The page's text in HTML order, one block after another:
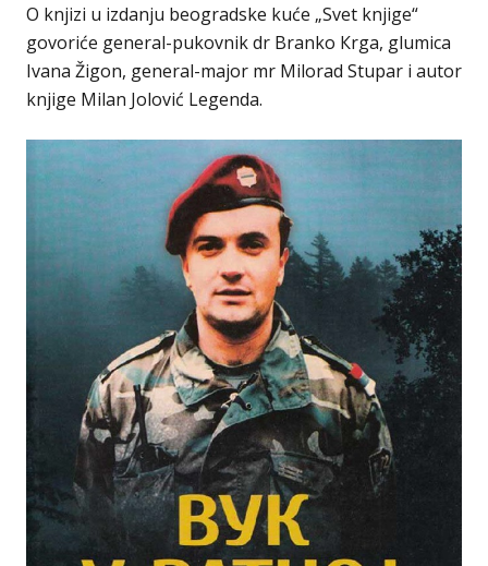
O knjizi u izdanju beogradske kuće „Svet knjige“
govoriće general-pukovnik dr Branko Кrga, glumica
Ivana Žigon, general-major mr Milorad Stupar i autor
knjige Milan Jolović Legenda.